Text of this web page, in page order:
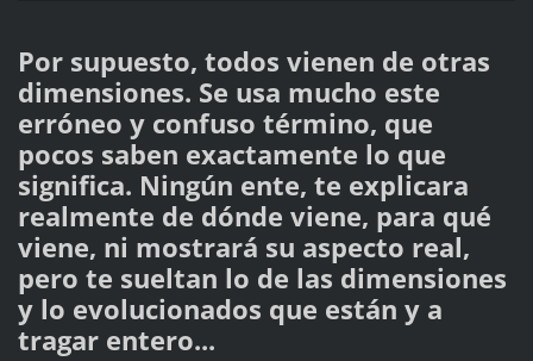
Por supuesto, todos vienen de otras
dimensiones. Se usa mucho este
erróneo y confuso término, que
pocos saben exactamente lo que
significa. Ningún ente, te explicara
realmente de dónde viene, para qué
viene, ni mostrará su aspecto real,
pero te sueltan lo de las dimensiones
y lo evolucionados que están y a
tragar entero...